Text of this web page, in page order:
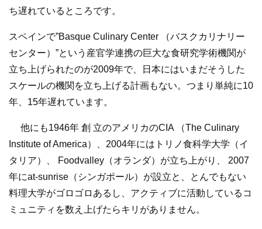
ち遅れているところです。
スペインで”Basque Culinary Center （バスクカリナリー
センター）”という産官学連携の巨大な食研究学術機関が
立ち上げられたのが2009年で、日本にはいまだそうした
スケールの機関を立ち上げる計画もない。つまり単純に10
年、15年遅れています。
他にも1946年 創 立のアメリカのCIA （The Culinary
Institute of America）、2004年にはトリノ食科学大学（イ
タリア）、 Foodvalley（オランダ）が立ち上がり、 2007
年にat-sunrise（シンガポール）が設立と、とんでもない
料理大学がゴロゴロあるし、アクティブに活動しているコ
ミュニティを数え上げたらキリがありません。